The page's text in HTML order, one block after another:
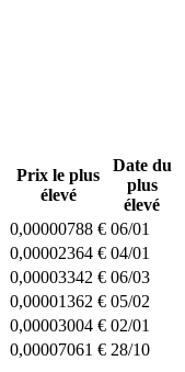
Prix le plus
élevé
Date du
plus
élevé
0,00000788 € 06/01
0,00002364 € 04/01
0,00003342 € 06/03
0,00001362 € 05/02
0,00003004 € 02/01
0,00007061 € 28/10